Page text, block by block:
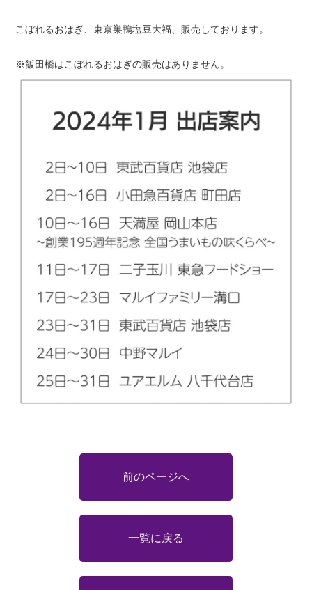
こぼれるおはぎ、東京巣鴨塩豆大福、販売しております。
※飯田橋はこぼれるおはぎの販売はありません。
前のページへ
一覧に戻る